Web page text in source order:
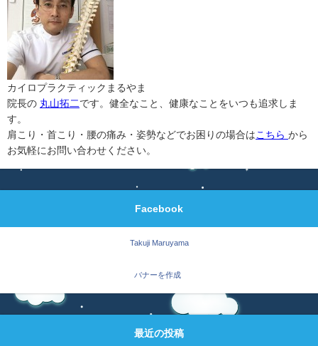
カイロプラクティックまるやま
院長の 丸山拓二です。健全なこと、健康なことをいつも追求しま
す。
肩こり・首こり・腰の痛み・姿勢などでお困りの場合はこちら から
お気軽にお問い合わせください。
Facebook
Takuji Maruyama
バナーを作成
最近の投稿